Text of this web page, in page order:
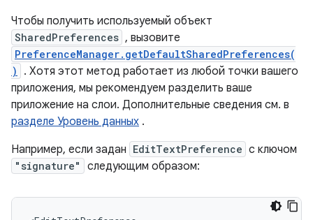
Чтобы получить используемый объект
SharedPreferences , вызовите
PreferenceManager.getDefaultSharedPreferences(
)
. Хотя этот метод работает из любой точки вашего
приложения, мы рекомендуем разделить ваше
приложение на слои. Дополнительные сведения см. в
разделе Уровень данных .
Например, если задан EditTextPreference с ключом
"signature" следующим образом: